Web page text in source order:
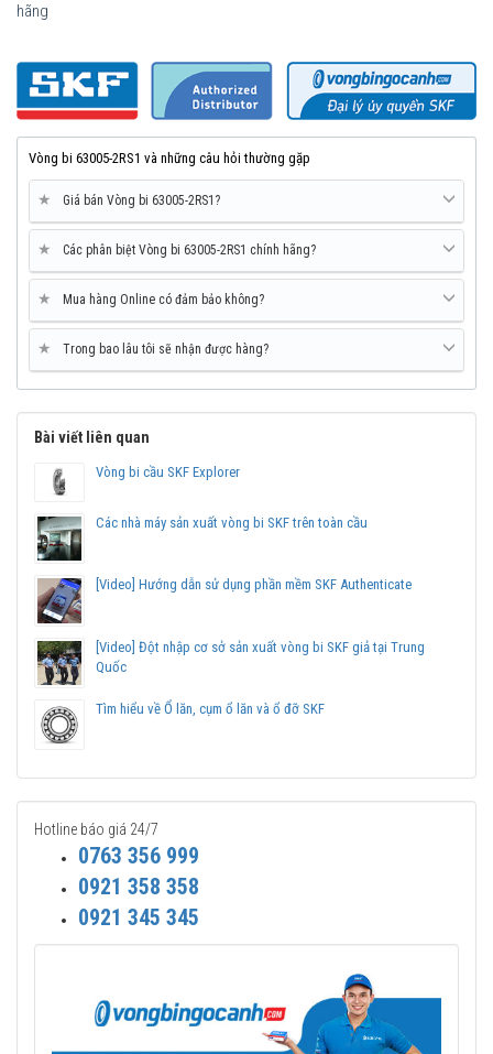
Mua vòng bi SKF 63005 tại các Đại lý uỷ quyền để đảm bảo sản
phẩm chính hãng.
Mua vòng bi bạc đạn SKF 63005 chính hãng ở đâu uy
tín?
Vòng bi Ngọc Anh là đại lý ủy quyền SKF tại Việt Nam.
Chuyên phân phối các sản phẩm SKF chính hãng, giá cạnh
Liên hệ vớiVòng bi Ngọc Anhđể có báo giá tốt nhất vòng
bi SKF 63005 chính hãng.
hãng
Vòng bi 63005-2RS1 và những câu hỏi thường gặp
★ Giá bán Vòng bi 63005-2RS1?
★ Các phân biệt Vòng bi 63005-2RS1 chính hãng?
★ Mua hàng Online có đảm bảo không?
★ Trong bao lâu tôi sẽ nhận được hàng?
Bài viết liên quan
Vòng bi cầu SKF Explorer
Các nhà máy sản xuất vòng bi SKF trên toàn cầu
[Video] Hướng dẫn sử dụng phần mềm SKF Authenticate
[Video] Đột nhập cơ sở sản xuất vòng bi SKF giả tại Trung
Quốc
Tìm hiểu về Ổ lăn, cụm ổ lăn và ổ đỡ SKF
Hotline báo giá 24/7
0763 356 999
0921 358 358
0921 345 345